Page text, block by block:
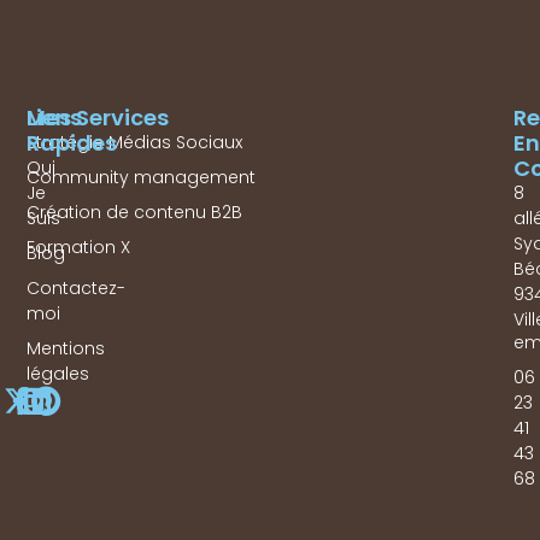
Mes Services
Stratégie Médias Sociaux
Community management
Création de contenu B2B
Formation X
Liens
Rapides
Qui
Je
Suis
Blog
Contactez-
moi
Mentions
légales
En
8
06
23
41
43
68